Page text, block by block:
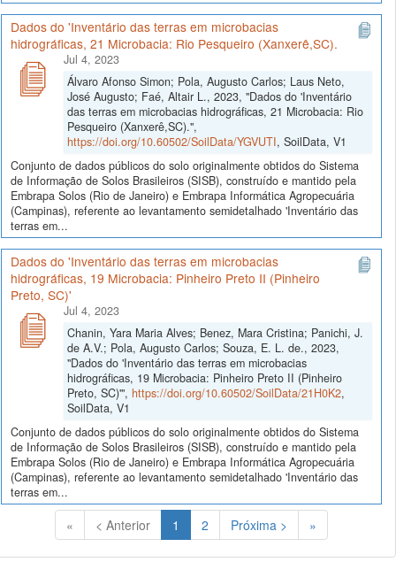
Dados do 'Inventário das terras em microbacias
hidrográficas, 21 Microbacia: Rio Pesqueiro (Xanxerê,SC).
Jul 4, 2023
Álvaro Afonso Simon; Pola, Augusto Carlos; Laus Neto,
José Augusto; Faé, Altair L., 2023, "Dados do 'Inventário
das terras em microbacias hidrográficas, 21 Microbacia: Rio
Pesqueiro (Xanxerê,SC).",
https://doi.org/10.60502/SoilData/YGVUTI, SoilData, V1
Conjunto de dados públicos do solo originalmente obtidos do Sistema
de Informação de Solos Brasileiros (SISB), construído e mantido pela
Embrapa Solos (Rio de Janeiro) e Embrapa Informática Agropecuária
(Campinas), referente ao levantamento semidetalhado 'Inventário das
terras em...
Dados do 'Inventário das terras em microbacias
hidrográficas, 19 Microbacia: Pinheiro Preto II (Pinheiro
Preto, SC)'
Jul 4, 2023
Chanin, Yara Maria Alves; Benez, Mara Cristina; Panichi, J.
de A.V.; Pola, Augusto Carlos; Souza, E. L. de., 2023,
"Dados do 'Inventário das terras em microbacias
hidrográficas, 19 Microbacia: Pinheiro Preto II (Pinheiro
Preto, SC)'", https://doi.org/10.60502/SoilData/21H0K2,
SoilData, V1
Conjunto de dados públicos do solo originalmente obtidos do Sistema
de Informação de Solos Brasileiros (SISB), construído e mantido pela
Embrapa Solos (Rio de Janeiro) e Embrapa Informática Agropecuária
(Campinas), referente ao levantamento semidetalhado 'Inventário das
terras em...
« < Anterior 1 (Atual)
2 Próxima > »